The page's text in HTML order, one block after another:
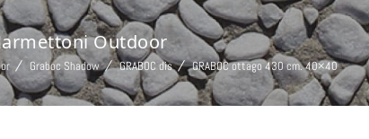
Outdoor
Graboc Shadow GRABOC dis GRABOC ottago 430 cm. 40×40